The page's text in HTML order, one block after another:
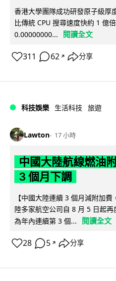
香港大學團隊成功研發原子級厚
比傳統 CPU 搜尋速度快約 1 億
0.00000000...
閱讀全文
311 62 ↗ 分享
科技娛樂 生活科技 旅遊
Lawton 17 小時
中國大陸航線燃油
3 個月下調
【中國大陸連續 3 個月減附加
陸多家航空公司自 8 月 5 日起再
為年內連續第 3 個...
閱讀全文
28 5 ↗ 分享